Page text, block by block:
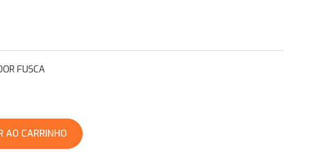
FUSCA
AO CARRINHO